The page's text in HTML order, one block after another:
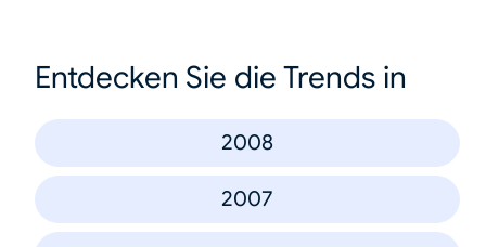
Entdecken Sie die Trends in
2008
2007